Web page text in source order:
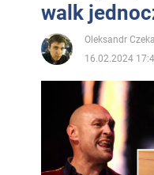
walk
Oleksandr
16.02.2024